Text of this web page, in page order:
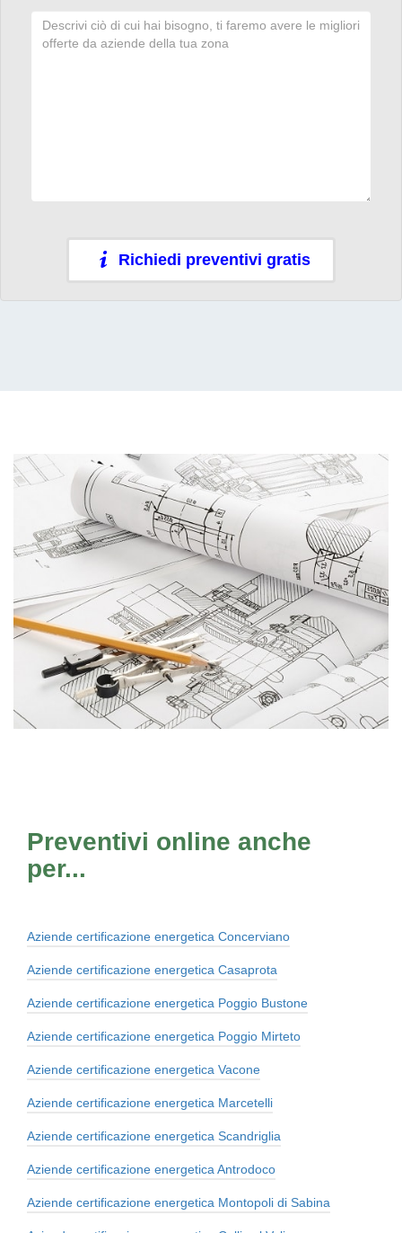
Richiedi preventivi gratis
Preventivi online anche
per...
Aziende certificazione energetica Concerviano
Aziende certificazione energetica Casaprota
Aziende certificazione energetica Poggio Bustone
Aziende certificazione energetica Poggio Mirteto
Aziende certificazione energetica Vacone
Aziende certificazione energetica Marcetelli
Aziende certificazione energetica Scandriglia
Aziende certificazione energetica Antrodoco
Aziende certificazione energetica Montopoli di Sabina